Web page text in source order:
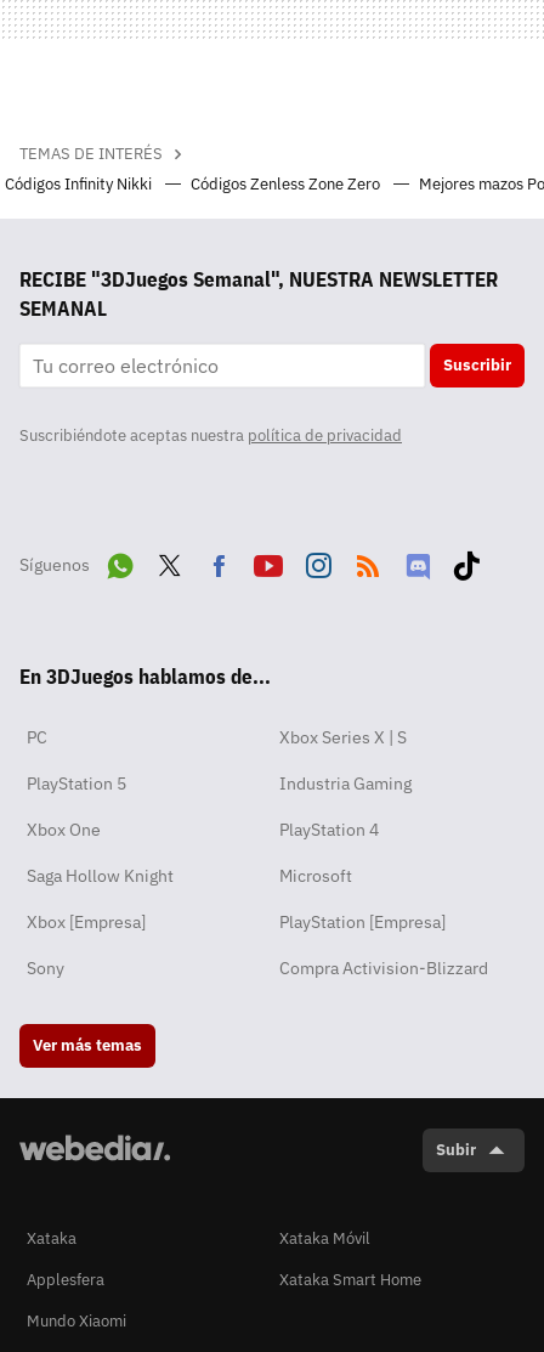
TEMAS DE INTERÉS
Códigos Infinity Nikki
Códigos Zenless Zone Zero Mejores mazos
RECIBE "3DJuegos Semanal", NUESTRA NEWSLETTER
SEMANAL
Suscribir
Suscribiéndote aceptas nuestra política de privacidad
Síguenos
pp
ok
En 3DJuegos hablamos de...
PC Xbox Series X | S
PlayStation 5 Industria Gaming
Xbox One PlayStation 4
Saga Hollow Knight Microsoft
Xbox [Empresa] PlayStation [Empresa]
Sony Compra Activision-Blizzard
Ver más temas
Subir
Xataka
Xataka Móvil
Applesfera
Xataka Smart Home
Mundo Xiaomi